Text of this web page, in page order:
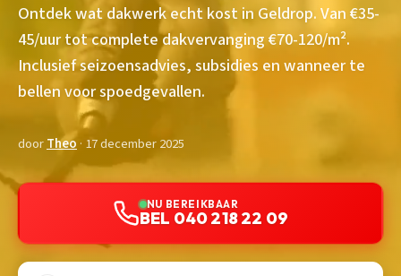
Ontdek wat dakwerk echt kost in Geldrop. Van €35-
45/uur tot complete dakvervanging €70-120/m².
Inclusief seizoensadvies, subsidies en wanneer te
bellen voor spoedgevallen.
doorTheo · 17 december 2025
NU BEREIKBAAR
BEL 040 218 22 09